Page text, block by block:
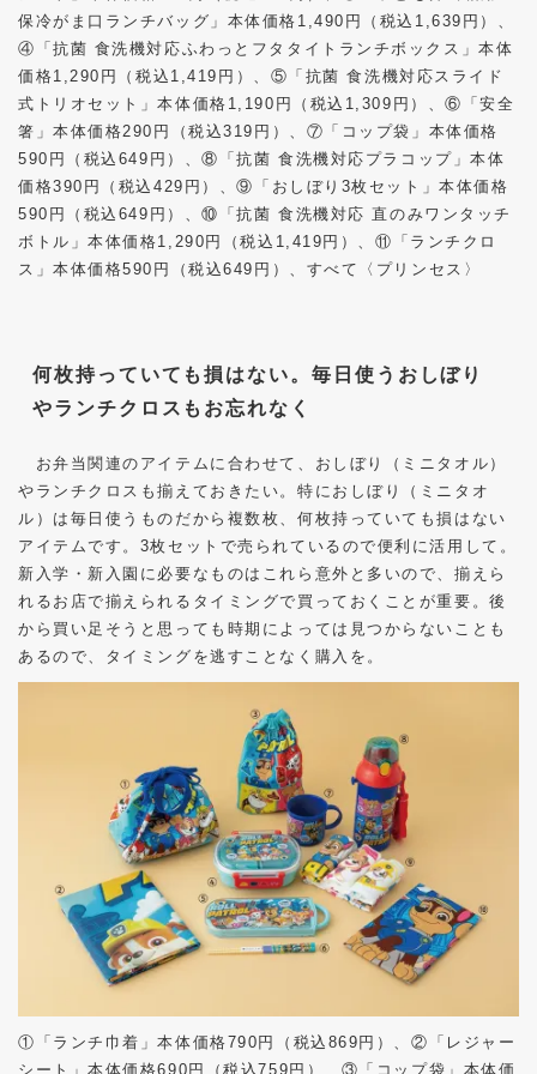
保冷がま口ランチバッグ」本体価格 1,490 円（税込 1,639 円）、
④「抗菌 食洗機対応ふわっとフタタイトランチボックス」本体
価格1,290 円（税込 1,419 円）、⑤「抗菌 食洗機対応スライド
式トリオセット」本体価格 1,190 円（税込 1,309 円）、⑥「安全
箸」本体価格290 円（税込319 円）、⑦「コップ袋」本体価格
590 円（税込 649 円）、⑧「抗菌 食洗機対応プラコップ」本体
価格390 円（税込429 円）、⑨「おしぼり 3枚セット」本体価格
590 円（税込 649 円）、⑩「抗菌 食洗機対応 直のみワンタッチ
ボトル」本体価格1,290 円（税込 1,419 円）、⑪「ランチクロ
ス」本体価格590 円（税込649 円）、すべて〈プリンセス〉
何枚持っていても損はない。毎日使うおしぼり
やランチクロスもお忘れなく
お弁当関連のアイテムに合わせて、おしぼり（ミニタオル）
やランチクロスも揃えておきたい。特におしぼり（ミニタオ
ル）は毎日使うものだから複数枚、何枚持っていても損はない
アイテムです。 3枚セットで売られているので便利に活用して。
新入学・新入園に必要なものはこれら意外と多いので、揃えら
れるお店で揃えられるタイミングで買っておくことが重要。後
から買い足そうと思っても時期によっては見つからないことも
あるので、タイミングを逃すことなく購入を。
①「ランチ巾着」本体価格790円（税込 869円）、②「レジャー
シート」本体価格690円（税込759円）、③「コップ袋」本体価